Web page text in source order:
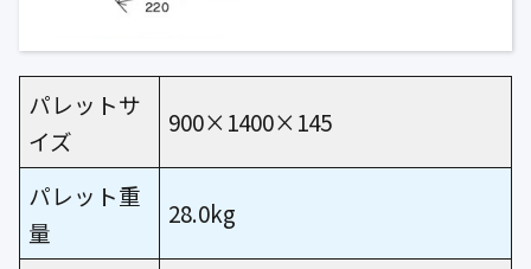
パレットサ
イズ
900×1400×145
パレット重
量
28.0kg